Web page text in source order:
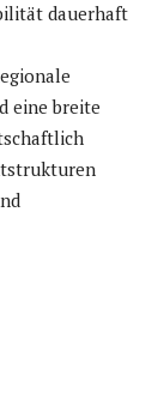
dauerhaft
eine breite